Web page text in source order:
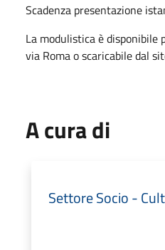
Scadenza presentazione
La modulistica è
via Roma o scaricabile dal
A cura di
Settore Socio -